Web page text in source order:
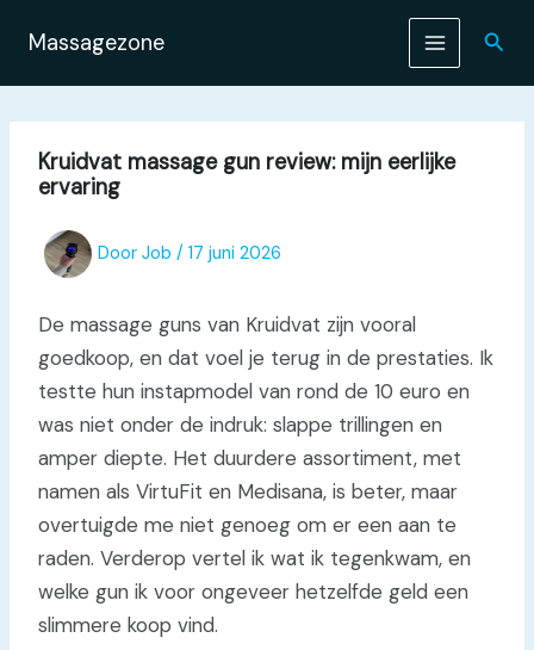
naar
inhoud
Massagezone
Kruidvat massage gun review: mijn eerlijke
ervaring
Door Job / 17 juni 2026
De massage guns van Kruidvat zijn vooral
goedkoop, en dat voel je terug in de prestaties. Ik
testte hun instapmodel van rond de 10 euro en
was niet onder de indruk: slappe trillingen en
amper diepte. Het duurdere assortiment, met
namen als VirtuFit en Medisana, is beter, maar
overtuigde me niet genoeg om er een aan te
raden. Verderop vertel ik wat ik tegenkwam, en
welke gun ik voor ongeveer hetzelfde geld een
slimmere koop vind.